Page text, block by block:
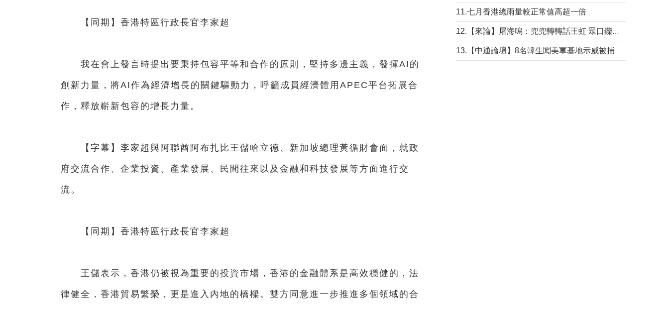
【同期】香港特區行政長官李家超
我在會上發言時提出要秉持包容平等和合作的原則，堅持多邊主義，發揮AI的
創新力量，將AI作為經濟增長的關鍵驅動力，呼籲成員經濟體用APEC平台拓展合
作，釋放嶄新包容的增長力量。
【字幕】李家超與阿聯酋阿布扎比王儲哈立德、新加坡總理黃循財會面，就政
府交流合作、企業投資、產業發展、民間往來以及金融和科技發展等方面進行交
流。
【同期】香港特區行政長官李家超
王儲表示，香港仍被視為重要的投資市場，香港的金融體系是高效穩健的，法
律健全，香港貿易繁榮，更是進入內地的橋樑。雙方同意進一步推進多個領域的合
11.七月香港總雨量較正常值高超一倍